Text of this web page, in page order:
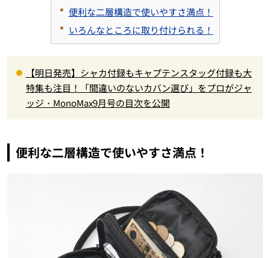
便利な二層構造で使いやすさ満点！
いろんなところに取り付けられる！
【明日発売】シャカ付録もキャプテンスタッグ付録も大
特集も注目！「間違いのないカバン選び」をプロがジャ
ッジ・MonoMax9月号の目次を公開
便利な二層構造で使いやすさ満点！